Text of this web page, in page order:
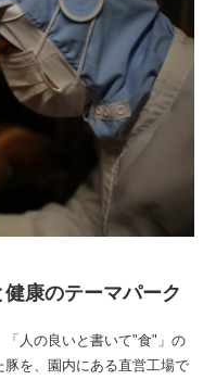
康のテーマパーク
人の良いと書いて"食"」の
を、園内にある直営工場で